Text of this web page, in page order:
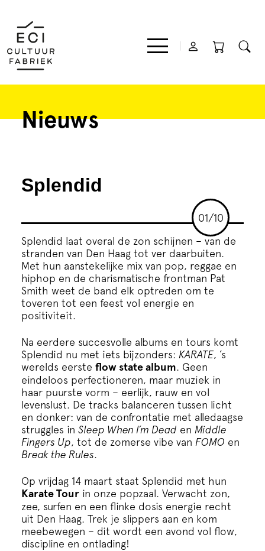
Film
Theater
Cursus
Onderwijs
ECI Cultuurcafé
Over ons
Contact
Steun ons
Nieuws
Splendid
01/10
Splendid laat overal de zon schijnen – van de
stranden van Den Haag tot ver daarbuiten.
Met hun aanstekelijke mix van pop, reggae en
hiphop en de charismatische frontman Pat
Smith weet de band elk optreden om te
toveren tot een feest vol energie en
positiviteit.
Na eerdere succesvolle albums en tours komt
Splendid nu met iets bijzonders: KARATE, ’s
werelds eerste flow state album. Geen
eindeloos perfectioneren, maar muziek in
haar puurste vorm – eerlijk, rauw en vol
levenslust. De tracks balanceren tussen licht
en donker: van de confrontatie met alledaagse
struggles in Sleep When I’m Dead en Middle
Fingers Up, tot de zomerse vibe van FOMO en
Break the Rules.
Op vrijdag 14 maart staat Splendid met hun
Karate Tour in onze popzaal. Verwacht zon,
zee, surfen en een flinke dosis energie recht
uit Den Haag. Trek je slippers aan en kom
meebewegen – dit wordt een avond vol flow,
discipline en ontlading!